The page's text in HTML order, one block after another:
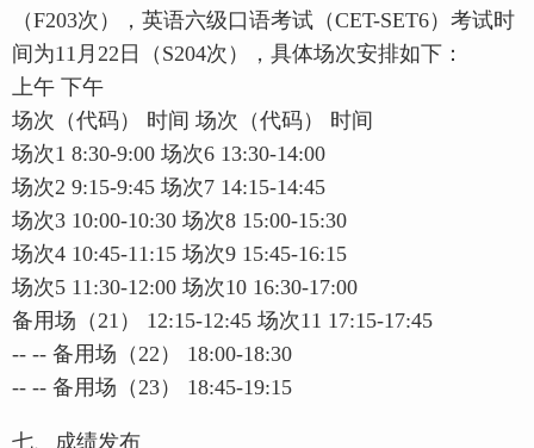
（F203次），英语六级口语考试（CET-SET6）考试时
间为11月22日（S204次），具体场次安排如下：
上午 下午
场次（代码） 时间 场次（代码） 时间
场次1 8:30-9:00 场次6 13:30-14:00
场次2 9:15-9:45 场次7 14:15-14:45
场次3 10:00-10:30 场次8 15:00-15:30
场次4 10:45-11:15 场次9 15:45-16:15
场次5 11:30-12:00 场次10 16:30-17:00
备用场（21） 12:15-12:45 场次11 17:15-17:45
-- -- 备用场（22） 18:00-18:30
-- -- 备用场（23） 18:45-19:15
七、成绩发布